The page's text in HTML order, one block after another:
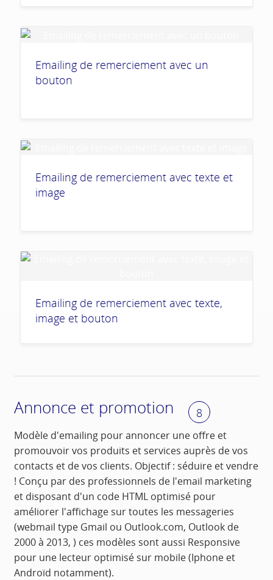
Emailing de remerciement avec un
bouton
Emailing de remerciement avec texte et
image
Emailing de remerciement avec texte,
image et bouton
Annonce et promotion 8
Modèle d'emailing pour annoncer une offre et
promouvoir vos produits et services auprès de vos
contacts et de vos clients. Objectif : séduire et vendre
! Conçu par des professionnels de l'email marketing
et disposant d'un code HTML optimisé pour
améliorer l'affichage sur toutes les messageries
(webmail type Gmail ou Outlook.com, Outlook de
2000 à 2013, ) ces modèles sont aussi Responsive
pour une lecteur optimisé sur mobile (Iphone et
Androïd notamment).